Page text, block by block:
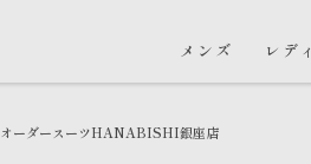
メンズ レデ
オーダースーツHANABISHI銀座店